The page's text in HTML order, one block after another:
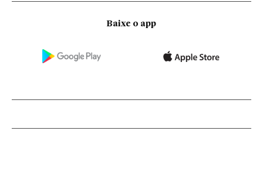
Baixe o app